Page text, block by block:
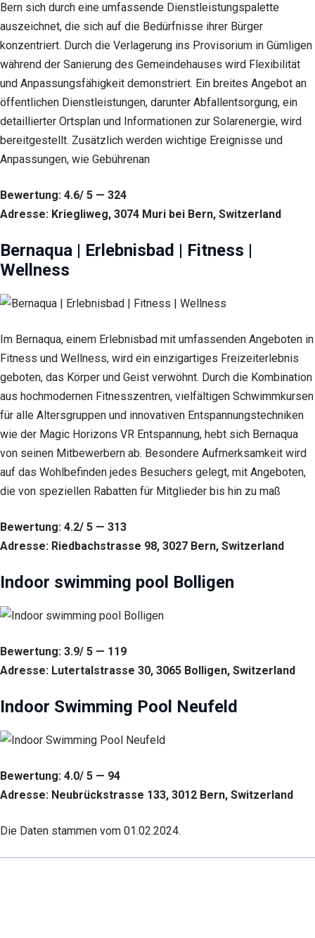
Bern sich durch eine umfassende Dienstleistungspalette
auszeichnet, die sich auf die Bedürfnisse ihrer Bürger
konzentriert. Durch die Verlagerung ins Provisorium in Gümligen
während der Sanierung des Gemeindehauses wird Flexibilität
und Anpassungsfähigkeit demonstriert. Ein breites Angebot an
öffentlichen Dienstleistungen, darunter Abfallentsorgung, ein
detaillierter Ortsplan und Informationen zur Solarenergie, wird
bereitgestellt. Zusätzlich werden wichtige Ereignisse und
Anpassungen, wie Gebührenan
Bewertung: 4.6/ 5 — 324
Adresse: Kriegliweg, 3074 Muri bei Bern, Switzerland
Bernaqua | Erlebnisbad | Fitness |
Wellness
Im Bernaqua, einem Erlebnisbad mit umfassenden Angeboten in
Fitness und Wellness, wird ein einzigartiges Freizeiterlebnis
geboten, das Körper und Geist verwöhnt. Durch die Kombination
aus hochmodernen Fitnesszentren, vielfältigen Schwimmkursen
für alle Altersgruppen und innovativen Entspannungstechniken
wie der Magic Horizons VR Entspannung, hebt sich Bernaqua
von seinen Mitbewerbern ab. Besondere Aufmerksamkeit wird
auf das Wohlbefinden jedes Besuchers gelegt, mit Angeboten,
die von speziellen Rabatten für Mitglieder bis hin zu maß
Bewertung: 4.2/ 5 — 313
Adresse: Riedbachstrasse 98, 3027 Bern, Switzerland
Indoor swimming pool Bolligen
Bewertung: 3.9/ 5 — 119
Adresse: Lutertalstrasse 30, 3065 Bolligen, Switzerland
Indoor Swimming Pool Neufeld
Bewertung: 4.0/ 5 — 94
Adresse: Neubrückstrasse 133, 3012 Bern, Switzerland
Die Daten stammen vom 01.02.2024.